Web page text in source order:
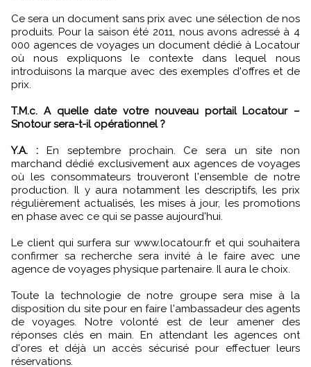
Ce sera un document sans prix avec une sélection de nos
produits. Pour la saison été 2011, nous avons adressé à 4
000 agences de voyages un document dédié à Locatour
où nous expliquons le contexte dans lequel nous
introduisons la marque avec des exemples d'offres et de
prix.
T.M.c. A quelle date votre nouveau portail Locatour –
Snotour sera-t-il opérationnel ?
Y.A. :
En septembre prochain. Ce sera un site non
marchand dédié exclusivement aux agences de voyages
où les consommateurs trouveront l'ensemble de notre
production. Il y aura notamment les descriptifs, les prix
régulièrement actualisés, les mises à jour, les promotions
en phase avec ce qui se passe aujourd'hui.
Le client qui surfera sur www.locatour.fr et qui souhaitera
confirmer sa recherche sera invité à le faire avec une
agence de voyages physique partenaire. Il aura le choix.
Toute la technologie de notre groupe sera mise à la
disposition du site pour en faire l'ambassadeur des agents
de voyages. Notre volonté est de leur amener des
réponses clés en main. En attendant les agences ont
d'ores et déjà un accès sécurisé pour effectuer leurs
réservations.